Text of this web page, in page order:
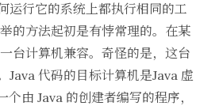
运行它的系统上都执行相同的工
的方法起初是有悖常理的。在某
台计算机兼容。奇怪的是，这台
Java 代码的目标计算机是Java 虚
由 Java 的创建者编写的程序，